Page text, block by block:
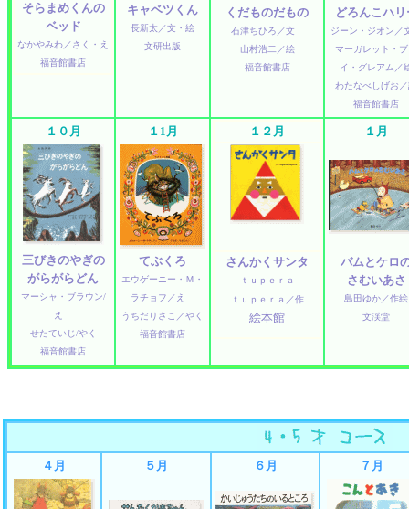
そらまめくんの
ベッド
なかやみわ／さく・え
福音館書店
キャベツくん
長新太／文・絵
文研出版
くだものだもの
石津ちひろ／文
山村浩二／絵
福音館書店
どろんこハリ
ジーン・ジオン
マーガレット・
イ・グレアム／
わたなべしげお
福音館書店
１０月
三びきのやぎの
がらがらどん
マーシャ・ブラウン/
え
せたていじ/やく
福音館書店
１1月
てぶくろ
エウゲーニー・Ｍ・
ラチョフ／え
うちだりさこ／やく
福音館書店
１２月
さんかくサンタ
ｔｕｐｅｒａ
ｔｕｐｅｒａ／作
絵本館
１月
バムとケロ
さむいあさ
島田ゆか／作絵
文渓堂
４月 ５月 ６月 ７月